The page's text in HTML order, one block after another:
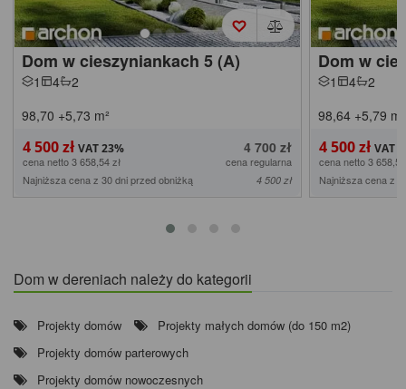
Dom w cieszyniankach 5 (A)
1 4
2
98,70 +5,73 m²
4 500 zł 4 700 zł
cena netto 3 658,54 zł
cena regularna
Najniższa cena z 30 dni przed obniżką
4 500 zł
Dom w
1 4
2
98,64 +5,79 m²
4 500 zł
cena netto 3
Najniższa cena z
Dom w dereniach należy do kategorii
Projekty domów
Projekty małych domów (do 150 m2)
Projekty domów parterowych
Projekty domów nowoczesnych